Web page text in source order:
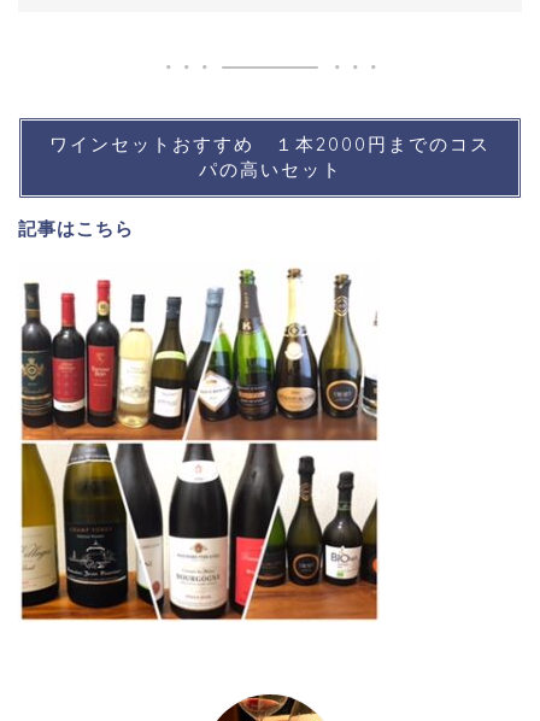
ワインセットおすすめ １本2000円までのコス
パの高いセット
記事はこちら